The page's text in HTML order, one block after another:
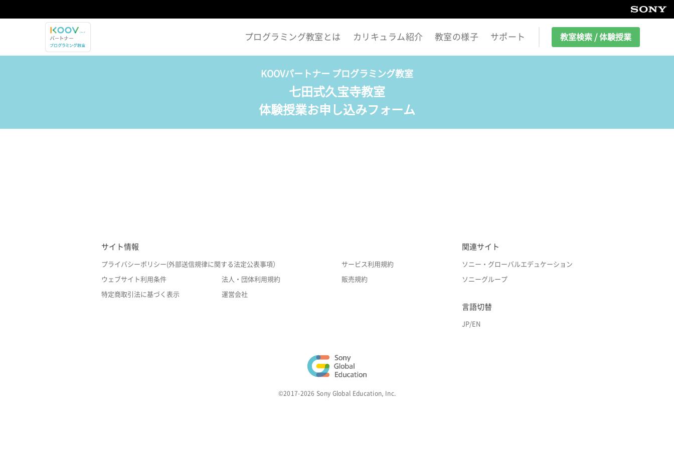
プログラミング教室とは カリキュラム紹介 教室の様子 サポート 教室検索 / 体験授業
KOOVパートナー プログラミング教室
七田式久宝寺教室
体験授業お申し込みフォーム
サイト情報
プライバシーポリシー(外部送信規律に関する法定公表事項） サービス利用規約
ウェブサイト利用条件 法人・団体利用規約 販売規約
特定商取引法に基づく表示 運営会社
関連サイト
ソニー・グローバルエデュケーション
ソニーグループ
言語切替
JP/EN
©2017-2026 Sony Global Education, Inc.